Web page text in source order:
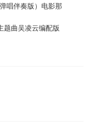
唱伴奏版）电影那
题曲吴凌云编配版